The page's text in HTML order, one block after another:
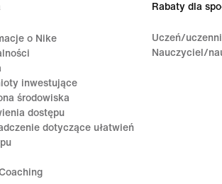
o Nike
inwestujące
środowiska
dostępu
dotyczące ułatwień
Rabaty dla
Uczeń/
Nauczyciel/